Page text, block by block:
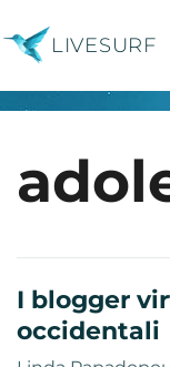
LIVESURF
I blogger
occidentali